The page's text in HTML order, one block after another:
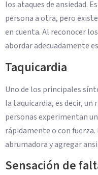
los ataques de ansiedad.
persona a otra, pero
en cuenta. Al reconocer
abordar adecuadamente
Taquicardia
Uno de los principales
la taquicardia, es decir, un
personas experimentan
rápidamente o con fuerza.
abrumadora y agregar
Sensación de